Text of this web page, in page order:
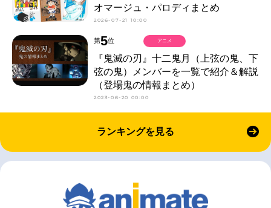
オマージュ・パロディまとめ
2026-07-21 10:00
第5位
『鬼滅の刃』十二鬼月（上弦の鬼、下
弦の鬼）メンバーを一覧で紹介＆解説
（登場鬼の情報まとめ）
2023-06-20 00:00
アニメ
ランキングを見る